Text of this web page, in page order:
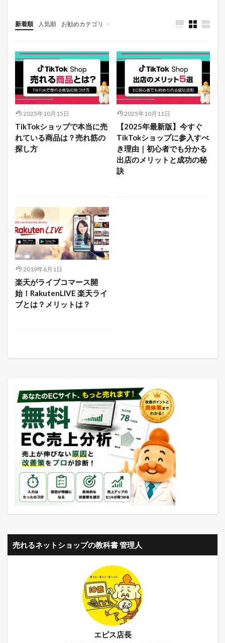
新着順 人気順 お勧めカテゴリ
未分類
2025年10月15日
TikTokショップで本当に売
れている商品は？売れ筋の
探し方
2025年10月11日
【2025年最新版】今すぐ
TikTokショップに参入すべ
き理由｜初心者でも分かる
出店のメリットと成功の秘
訣
2019年6月1日
楽天がライブコマース開
始！RakutenLIVE 楽天ライ
ブとは？メリットは？
売れるネットショップの教科書 管理人
エビス店長